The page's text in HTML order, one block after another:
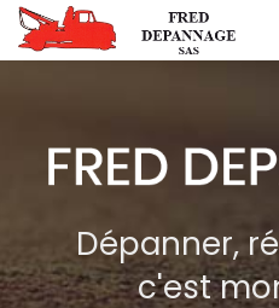
Aller
au
Dépanner,
c'est